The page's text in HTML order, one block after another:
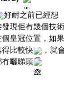
好耐之前已經想
現佢有幾個技
皇冠位置，如
比較快
，就
曬睇頭